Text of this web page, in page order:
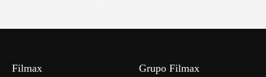
Filmax Grupo Filmax